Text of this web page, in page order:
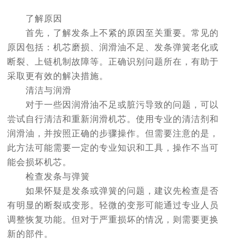
了解原因
首先，了解发条上不紧的原因至关重要。常见的
原因包括：机芯磨损、润滑油不足、发条弹簧老化或
断裂、上链机制故障等。正确识别问题所在，有助于
采取更有效的解决措施。
清洁与润滑
对于一些因润滑油不足或脏污导致的问题，可以
尝试自行清洁和重新润滑机芯。使用专业的清洁剂和
润滑油，并按照正确的步骤操作。但需要注意的是，
此方法可能需要一定的专业知识和工具，操作不当可
能会损坏机芯。
检查发条与弹簧
如果怀疑是发条或弹簧的问题，建议先检查是否
有明显的断裂或变形。轻微的变形可能通过专业人员
调整恢复功能。但对于严重损坏的情况，则需要更换
新的部件。